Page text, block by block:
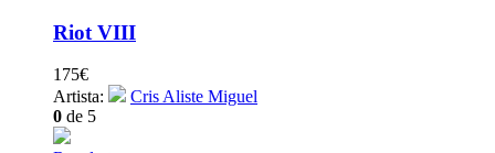
Riot VIII
175€
Artista:
Cris Aliste Miguel
0 de 5